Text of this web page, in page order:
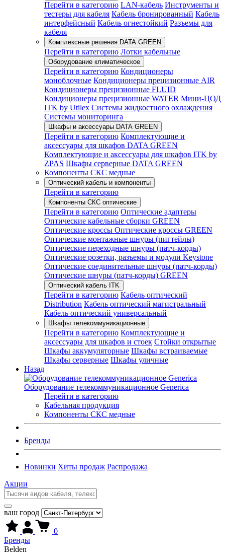
Перейти в категорию LAN-кабель Инструменты и
тестеры для кабеля Кабель бронированный Кабель
интерфейсный Кабель огнестойкий Разъемы для
кабеля
Комплексные решения DATA GREEN
Перейти в категорию Лотки кабельные
Оборудование климатическое
Перейти в категорию Кондиционеры
моноблочные Кондиционеры прецизионные AIR
Кондиционеры прецизионные FLUID
Кондиционеры прецизионные WATER Мини-ЦОД
ITK by Utilex Системы жидкостного охлаждения
Системы мониторинга
Шкафы и аксессуары DATA GREEN
Перейти в категорию Комплектующие и
аксессуары для шкафов DATA GREEN
Комплектующие и аксессуары для шкафов ITK by
ZPAS Шкафы серверные DATA GREEN
Компоненты СКС медные
Оптический кабель и компоненты
Перейти в категорию
Компоненты СКС оптические
Перейти в категорию Оптические адаптеры
Оптические кабельные сборки GREEN
Оптические кроссы Оптические кроссы GREEN
Оптические монтажные шнуры (пигтейлы)
Оптические переходные шнуры (патч-корды)
Оптические розетки, разъемы и модули Keystone
Оптические соединительные шнуры (патч-корды)
Оптические шнуры (патч-корды) GREEN
Оптический кабель ITK
Перейти в категорию Кабель оптический
Distribution Кабель оптический магистральный
Кабель оптический универсальный
Шкафы телекоммуникационные
Перейти в категорию Комплектующие и
аксессуары для шкафов и стоек Стойки открытые
Шкафы аккумуляторные Шкафы встраиваемые
Шкафы серверные Шкафы уличные
Назад
Оборудование телекоммуникационное Generica
Перейти в категорию
Кабельная продукция
Компоненты СКС медные
Бренды
Новинки Хиты продаж Распродажа
Акции
ваш город
0
Бренды
Belden